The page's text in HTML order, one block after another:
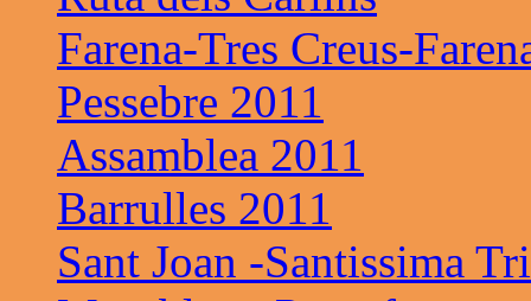
Farena-Tres Creus-
Pessebre 2011
Assamblea 2011
Barrulles 2011
Sant Joan -Santissima